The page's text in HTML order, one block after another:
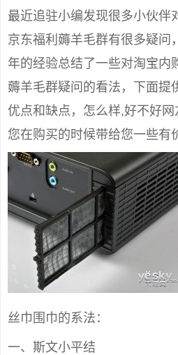
最近追驻小编发现很多小伙伴
京东福利薅羊毛群有很多疑问
年的经验总结了一些对淘宝内
薅羊毛群疑问的看法，下面提
优点和缺点，怎么样,好不好
您在购买的时候带给您一些有
丝巾围巾的系法：
一、斯文小平结